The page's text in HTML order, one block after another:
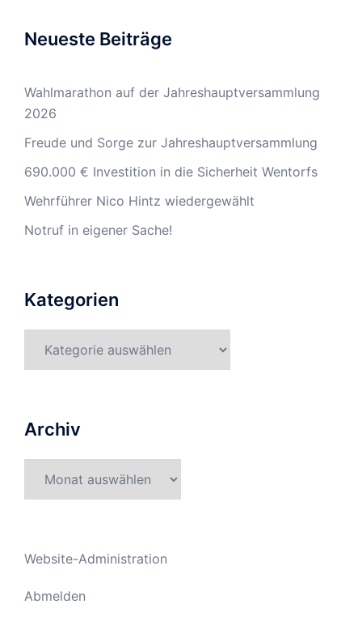
Neueste Beiträge
Wahlmarathon auf der Jahreshauptversammlung
2026
Freude und Sorge zur Jahreshauptversammlung
690.000 € Investition in die Sicherheit Wentorfs
Wehrführer Nico Hintz wiedergewählt
Notruf in eigener Sache!
Kategorien
Archiv
Website-Administration
Abmelden